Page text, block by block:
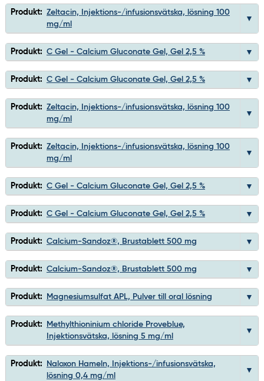
Produkt: Zeltacin, Injektions-/infusionsvätska, lösning 100
mg/ml
Produkt: C Gel - Calcium Gluconate Gel, Gel 2,5 %
Produkt: C Gel - Calcium Gluconate Gel, Gel 2,5 %
Produkt: Zeltacin, Injektions-/infusionsvätska, lösning 100
mg/ml
Produkt: Zeltacin, Injektions-/infusionsvätska, lösning 100
mg/ml
Produkt: C Gel - Calcium Gluconate Gel, Gel 2,5 %
Produkt: C Gel - Calcium Gluconate Gel, Gel 2,5 %
Produkt: Calcium-Sandoz®, Brustablett 500 mg
Produkt: Calcium-Sandoz®, Brustablett 500 mg
Produkt: Magnesiumsulfat APL, Pulver till oral lösning
Produkt:
Methylthioninium chloride Proveblue,
Injektionsvätska, lösning 5 mg/ml
Produkt:
Naloxon Hameln, Injektions-/infusionsvätska,
lösning 0,4 mg/ml